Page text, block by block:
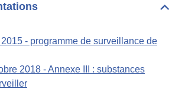
- programme de surveillance de
2018 - Annexe III : substances